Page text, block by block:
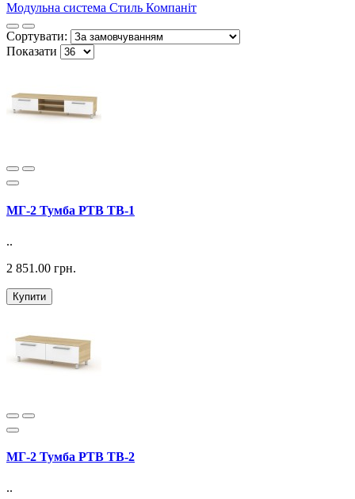
Модульна система Стиль Компаніт
Сортувати:
Показати
МГ-2 Тумба РТВ ТВ-1
..
2 851.00 грн.
Купити
МГ-2 Тумба РТВ ТВ-2
..